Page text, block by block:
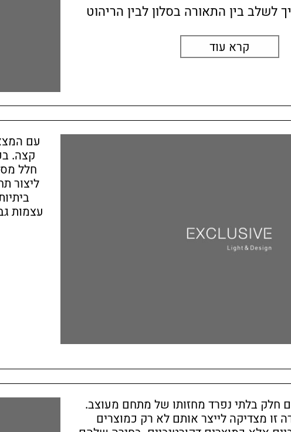
לשלב בין התאורה בסלון לבין הריהוט
קרא עוד
עם
קצה.
חלל
ליצור
עצמות
חלק בלתי נפרד מחזותו של מתחם מעוצב.
זו מצדיקה לייצר אותם לא רק כמוצרים